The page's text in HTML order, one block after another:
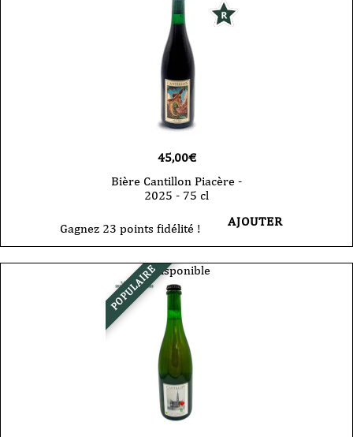
45,00€
Bière Cantillon Piacère -
2025 - 75 cl
Gagnez 23 points fidélité ! AJOUTER
POPULAIREIndisponible